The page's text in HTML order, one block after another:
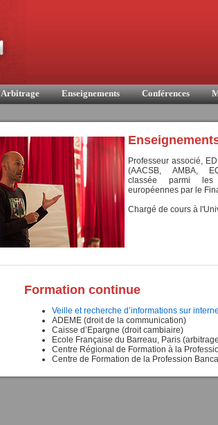
Arbitrage Enseignements Conférences
Professeur associé,
(AACSB, AMBA,
classée parmi les
européennes par le
Chargé de cours à
Formation continue
Veille et recherche d’informations sur
ADEME (droit de la communication)
Caisse d’Epargne (droit cambiaire)
Ecole Française du Barreau, Paris
Centre Régional de Formation à la
Centre de Formation de la Profession